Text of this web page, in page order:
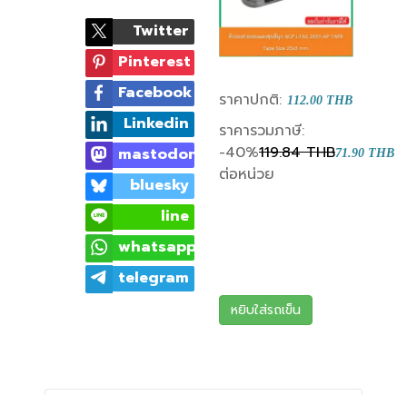
Twitter
Pinterest
Facebook
Linkedin
mastodon
bluesky
line
whatsapp
telegram
ราคาปกติ: 112.00 THB
ราคารวมภาษี:
-40%119.84 THB71.90 THB
ต่อหน่วย
หยิบใส่รถเข็น